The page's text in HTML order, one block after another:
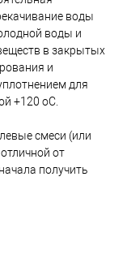
воды
воды и
в закрытых
и
для
+120 oC.
смеси (или
от
получить